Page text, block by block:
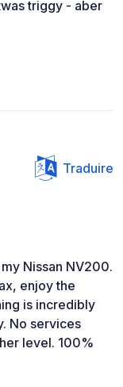
triggy - aber
Traduire
Nissan NV200.
enjoy the
is incredibly
No services
level. 100%